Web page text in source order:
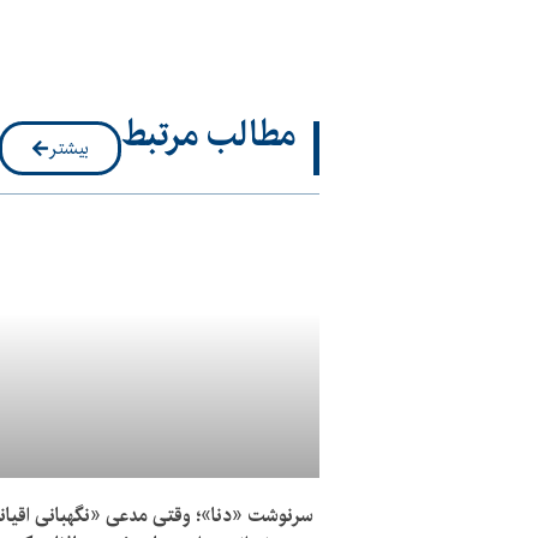
مطالب مرتبط بیشتر
سرنوشت «دنا»؛ وقتی مدعی «نگهبانی